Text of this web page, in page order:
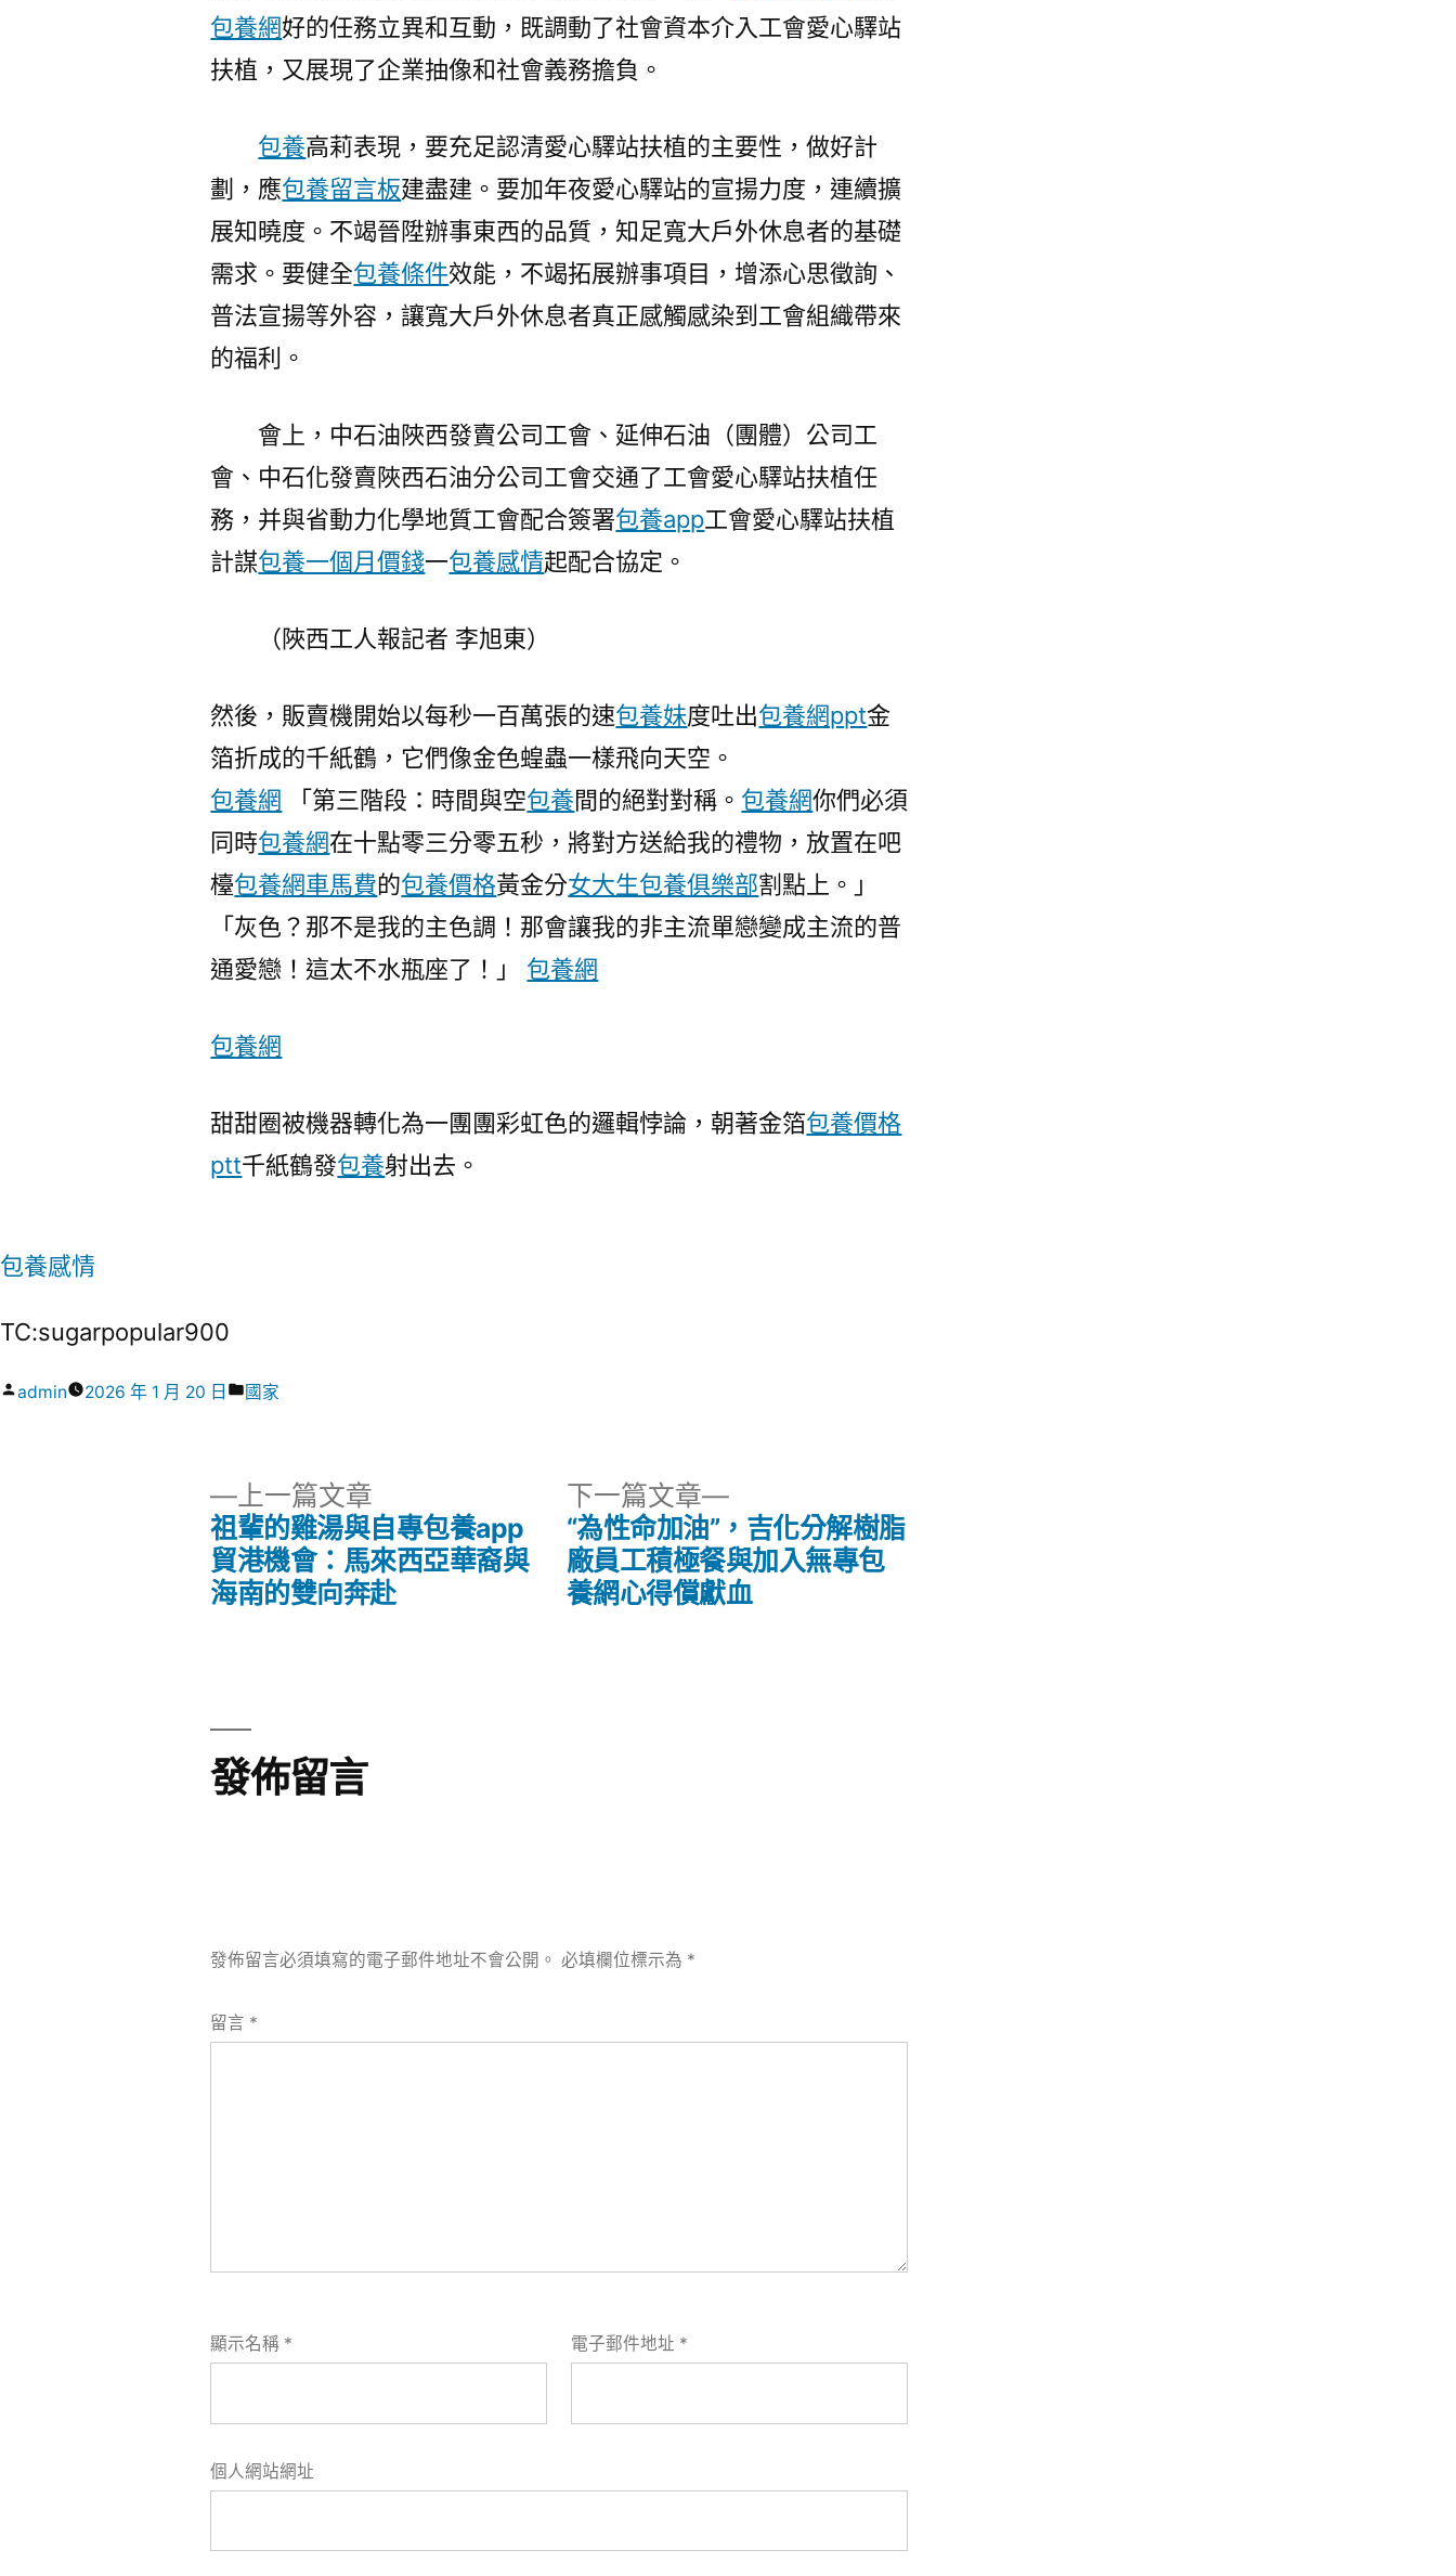
網
動
會
中
國
石
油
放
日
行〉
包養網好的任務立異和互動，既調動了社會資本介入工會愛心驛站
扶植，又展現了企業抽像和社會義務擔負。
包養高莉表現，要充足認清愛心驛站扶植的主要性，做好計
劃，應包養留言板建盡建。要加年夜愛心驛站的宣揚力度，連續擴
展知曉度。不竭晉陞辦事東西的品質，知足寬大戶外休息者的基礎
需求。要健全包養條件效能，不竭拓展辦事項目，增添心思徵詢、
普法宣揚等外容，讓寬大戶外休息者真正感觸感染到工會組織帶來
的福利。
會上，中石油陜西發賣公司工會、延伸石油（團體）公司工
會、中石化發賣陜西石油分公司工會交通了工會愛心驛站扶植任
務，并與省動力化學地質工會配合簽署包養app工會愛心驛站扶植
計謀包養一個月價錢一包養感情起配合協定。
（陜西工人報記者 李旭東）
然後，販賣機開始以每秒一百萬張的速包養妹度吐出包養網ppt金
箔折成的千紙鶴，它們像金色蝗蟲一樣飛向天空。
包養網 「第三階段：時間與空包養間的絕對對稱。 包養網你們必須
同時包養網在十點零三分零五秒，將對方送給我的禮物，放置在吧
檯包養網車馬費的包養價格黃金分女大生包養俱樂部割點上。」
「灰色？那不是我的主色調！那會讓我的非主流單戀變成主流的普
通愛戀！這太不水瓶座了！」 包養網
包養網
甜甜圈被機器轉化為一團團彩虹色的邏輯悖論，朝著金箔包養價格
ptt千紙鶴發包養射出去。
包養感情
TC:sugarpopular900
作
admin 2026 年 1 月 20 日
分
國家
上一篇文章
一
篇
文
祖輩的雞湯與自專包養app
貿港機會：馬來西亞華裔與
海南的雙向奔赴
下一篇文章
下
一
篇
文
“為性命加油”，吉化分解樹脂
廠員工積極餐與加入無專包
養網心得償獻血
發佈留言
發佈留言必須填寫的電子郵件地址不會公開。 必填欄位標示為 *
留言 *
顯示名稱 * 電子郵件地址 *
個人網站網址